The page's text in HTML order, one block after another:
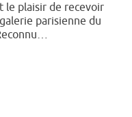
le plaisir de recevoir
parisienne du